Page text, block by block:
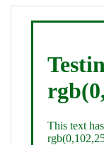
white, rgb(0,
div class=
< h1>